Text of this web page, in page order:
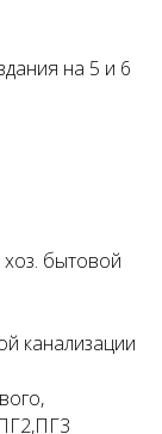
на 5 и 6
бытовой
канализации